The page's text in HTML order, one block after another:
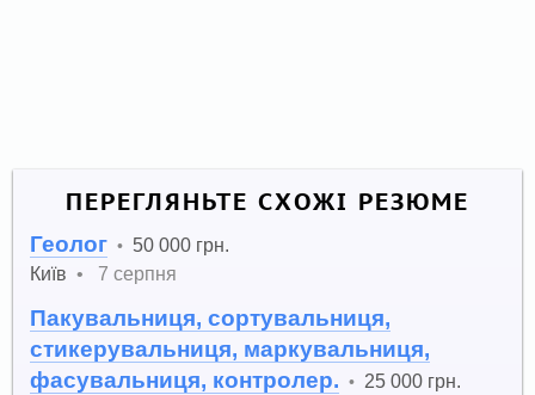
ПЕРЕГЛЯНЬТЕ СХОЖІ РЕЗЮМЕ
Геолог • 50 000 грн.
Київ • 7 серпня
Пакувальниця, сортувальниця,
стикерувальниця, маркувальниця,
фасувальниця, контролер. • 25 000 грн.